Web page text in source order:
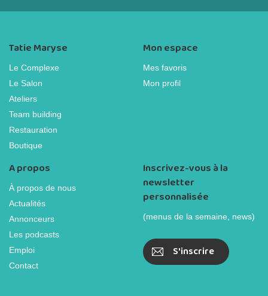
Tatie Maryse
Le Complexe
Le Salon
Ateliers
Team building
Restauration
Boutique
Mon espace
Mes favoris
Mon profil
A propos
À propos de nous
Actualités
Annonceurs
Les podcasts
Emploi
Contact
Inscrivez-vous à la
newsletter
personnalisée
(menus de la semaine, news)
S'inscrire